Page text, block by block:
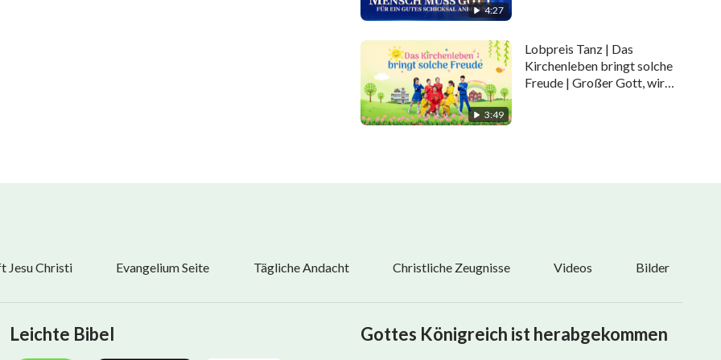
4:27
3:49
Lobpreis Tanz | Das
Kirchenleben bringt solche
Freude | Großer Gott, wir
Jesu Christi Evangelium Seite Tägliche Andacht Christliche Zeugnisse Videos Bilder
Leichte Bibel Gottes Königreich ist herabgekommen